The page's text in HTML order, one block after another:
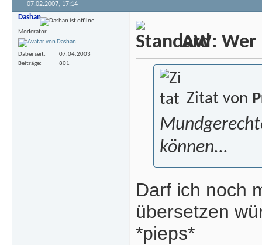
07.02.2007, 17:14
Dashan
Moderator
Dabei seit
07.04.2003
Beiträge
801
AW: Wer
Zitat von
können...
Darf ich noch
übersetzen
*pieps*